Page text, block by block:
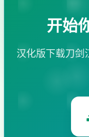
开始
汉化版下载刀剑